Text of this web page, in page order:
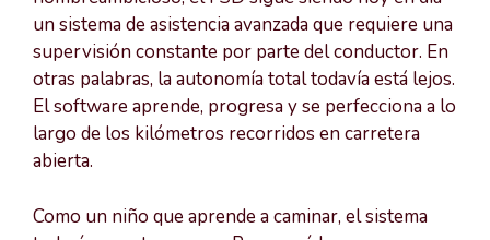
un sistema de asistencia avanzada que requiere una
supervisión constante por parte del conductor. En
otras palabras, la autonomía total todavía está lejos.
El software aprende, progresa y se perfecciona a lo
largo de los kilómetros recorridos en carretera
abierta.
Como un niño que aprende a caminar, el sistema